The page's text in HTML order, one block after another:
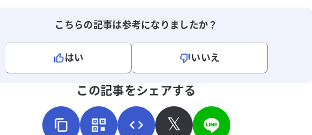
こちらの記事は参考になりましたか？
はい
いいえ
この記事をシェアする
𝕏